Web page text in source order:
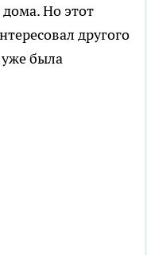
Но этот
другого
уже была